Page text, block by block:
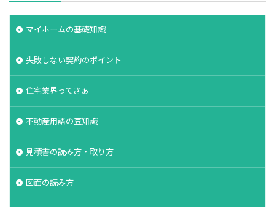
マイホームの基礎知識
失敗しない契約のポイント
住宅業界ってさぁ
不動産用語の豆知識
見積書の読み方・取り方
図面の読み方